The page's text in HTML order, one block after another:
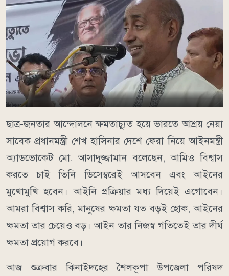
ছাত্র-জনতার আন্দোলনে ক্ষমতাচ্যুত হয়ে ভারতে আশ্রয় নেয়া
সাবেক প্রধানমন্ত্রী শেখ হাসিনার দেশে ফেরা নিয়ে আইনমন্ত্রী
অ্যাডভোকেট মো. আসাদুজ্জামান বলেছেন, আমিও বিশ্বাস
করতে চাই তিনি ডিসেম্বরেই আসবেন এবং আইনের
মুখোমুখি হবেন। আইনি প্রক্রিয়ার মধ্য দিয়েই এগোবেন।
আমরা বিশ্বাস করি, মানুষের ক্ষমতা যত বড়ই হোক, আইনের
ক্ষমতা তার চেয়েও বড়। আইন তার নিজস্ব গতিতেই তার দীর্ঘ
ক্ষমতা প্রয়োগ করবে।
আজ শুক্রবার ঝিনাইদহের শৈলকূপা উপজেলা পরিষদ